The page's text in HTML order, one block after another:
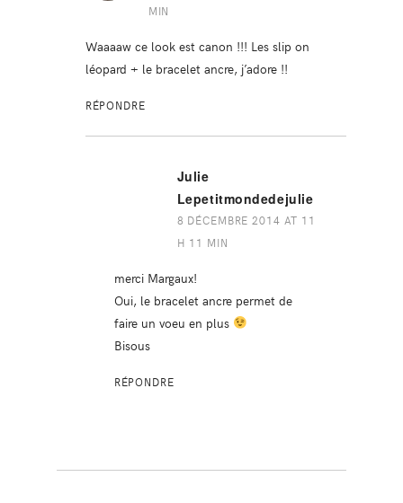
MIN
Waaaaw ce look est canon !!! Les slip on
léopard + le bracelet ancre, j’adore !!
RÉPONDRE
Julie
Lepetitmondedejulie
8 DÉCEMBRE 2014 AT 11
H 11 MIN
merci Margaux!
Oui, le bracelet ancre permet de
faire un voeu en plus
Bisous
RÉPONDRE